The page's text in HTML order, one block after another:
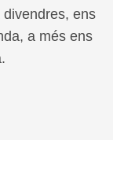
ens
a més ens